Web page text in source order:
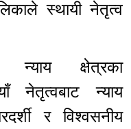
स्थायी नेतृत्व
क्षेत्रका
नेतृत्वबाट न्याय
र विश्वसनीय